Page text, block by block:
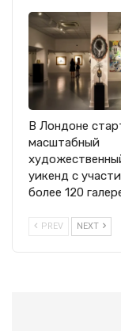
В Лондоне
масштабный
уикенд с
более 120
PREV NEXT